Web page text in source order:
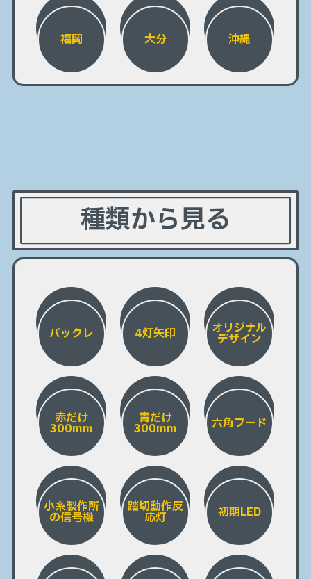
福岡 大分 沖縄
種類から見る
バックレ 4灯矢印 オリジナル
デザイン
赤だけ
300mm
青だけ
300mm 六角フード
小糸製作所
の信号機
踏切動作反
応灯 初期LED